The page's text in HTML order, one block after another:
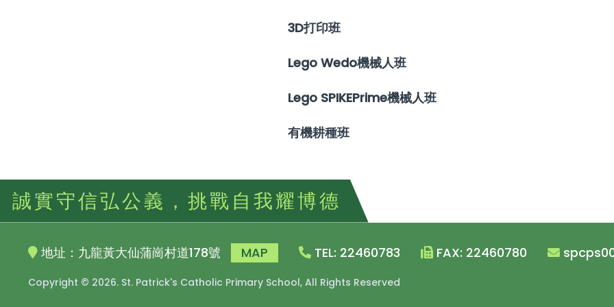
3D打印班
Lego Wedo機械人班
Lego SPIKEPrime機械人班
有機耕種班
誠實守信弘公義，挑戰自我耀博德
地址：九龍黃大仙蒲崗村道178號 MAP TEL: 22460783 FAX: 22460780
Copyright © 2026. St. Patrick's Catholic Primary School, All Rights Reserved